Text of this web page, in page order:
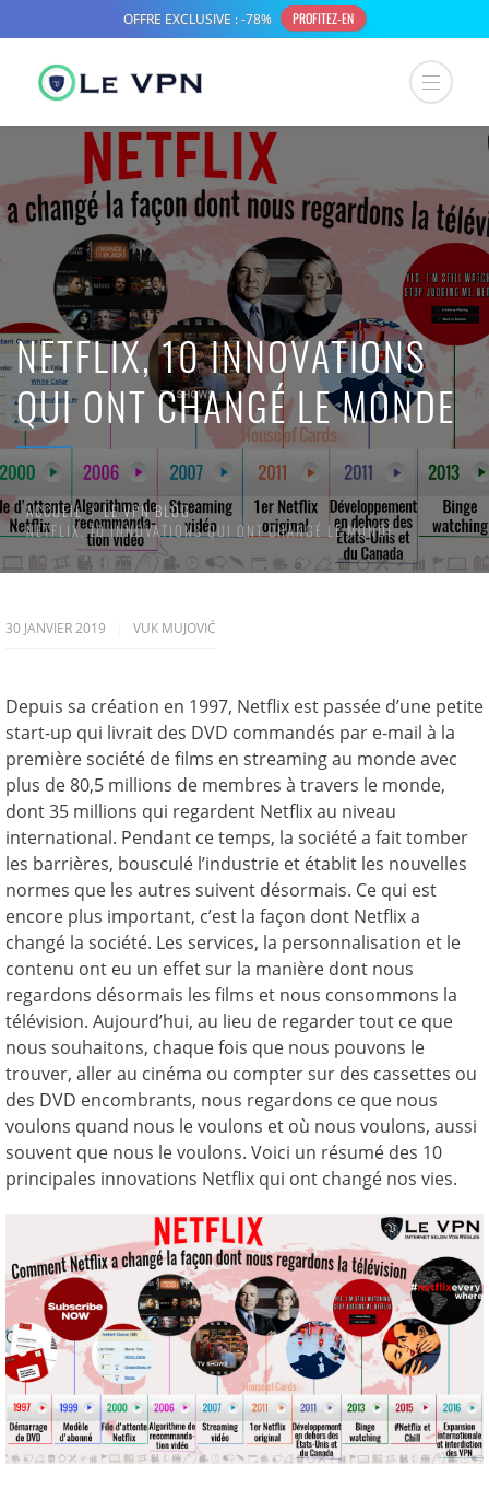
NETFLIX, 10 INNOVATIONS
QUI ONT CHANGÉ LE MONDE
ACCUEIL
LE VPN BLOG
NETFLIX, 10 INNOVATIONS QUI ONT CHANGÉ LE MONDE
30 JANVIER 2019 VUK MUJOVIĆ
Depuis sa création en 1997, Netflix est passée d’une petite
start-up qui livrait des DVD commandés par e-mail à la
première société de films en streaming au monde avec
plus de 80,5 millions de membres à travers le monde,
dont 35 millions qui regardent Netflix au niveau
international. Pendant ce temps, la société a fait tomber
les barrières, bousculé l’industrie et établit les nouvelles
normes que les autres suivent désormais. Ce qui est
encore plus important, c’est la façon dont Netflix a
changé la société. Les services, la personnalisation et le
contenu ont eu un effet sur la manière dont nous
regardons désormais les films et nous consommons la
télévision. Aujourd’hui, au lieu de regarder tout ce que
nous souhaitons, chaque fois que nous pouvons le
trouver, aller au cinéma ou compter sur des cassettes ou
des DVD encombrants, nous regardons ce que nous
voulons quand nous le voulons et où nous voulons, aussi
souvent que nous le voulons. Voici un résumé des 10
principales innovations Netflix qui ont changé nos vies.